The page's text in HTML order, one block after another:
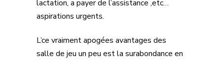
lactation, a payer de l’assistance ,etc…
aspirations urgents.
L’ce vraiment apogées avantages des
salle de jeu un peu est la surabondance en